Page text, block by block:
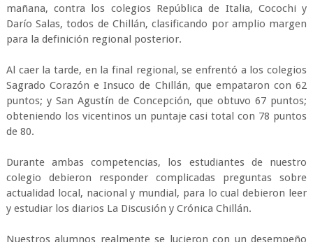
mañana, contra los colegios República de Italia, Cocochi y
Darío Salas, todos de Chillán, clasificando por amplio margen
para la definición regional posterior.
Al caer la tarde, en la final regional, se enfrentó a los colegios
Sagrado Corazón e Insuco de Chillán, que empataron con 62
puntos; y San Agustín de Concepción, que obtuvo 67 puntos;
obteniendo los vicentinos un puntaje casi total con 78 puntos
de 80.
Durante ambas competencias, los estudiantes de nuestro
colegio debieron responder complicadas preguntas sobre
actualidad local, nacional y mundial, para lo cual debieron leer
y estudiar los diarios La Discusión y Crónica Chillán.
Nuestros alumnos realmente se lucieron con un desempeño